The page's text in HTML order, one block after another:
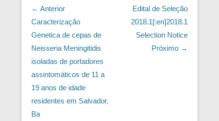
Navegação das Postagens
← Anterior
Caracterização
Genetica de cepas de
Neisseria Meningitidis
isoladas de portadores
assintomáticos de 11 a
19 anos de idade
residentes em Salvador,
Ba
Edital de Seleção
2018.1[:en]2018.1
Selection Notice
Próximo →